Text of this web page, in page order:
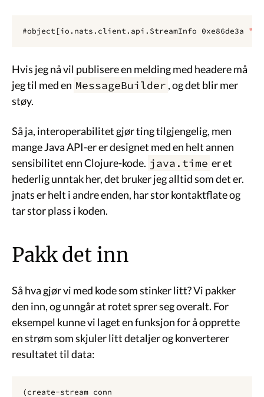
#object [io . nats . client . api . StreamInfo 0xe86de3a
Hvis jeg nå vil publisere en melding med headere må
jeg til med en MessageBuilder , og det blir mer
støy.
Så ja, interoperabilitet gjør ting tilgjengelig, men
mange Java API-er er designet med en helt annen
sensibilitet enn Clojure-kode. java.time er et
hederlig unntak her, det bruker jeg alltid som det er.
jnats er helt i andre enden, har stor kontaktflate og
tar stor plass i koden.
Pakk det inn
Så hva gjør vi med kode som stinker litt? Vi pakker
den inn, og unngår at rotet sprer seg overalt. For
eksempel kunne vi laget en funksjon for å opprette
en strøm som skjuler litt detaljer og konverterer
resultatet til data:
( create-stream conn